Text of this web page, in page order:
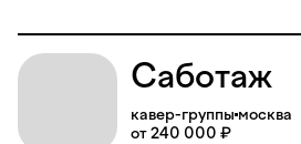
Саботаж
кавер-группы москва
от 240 000 ₽